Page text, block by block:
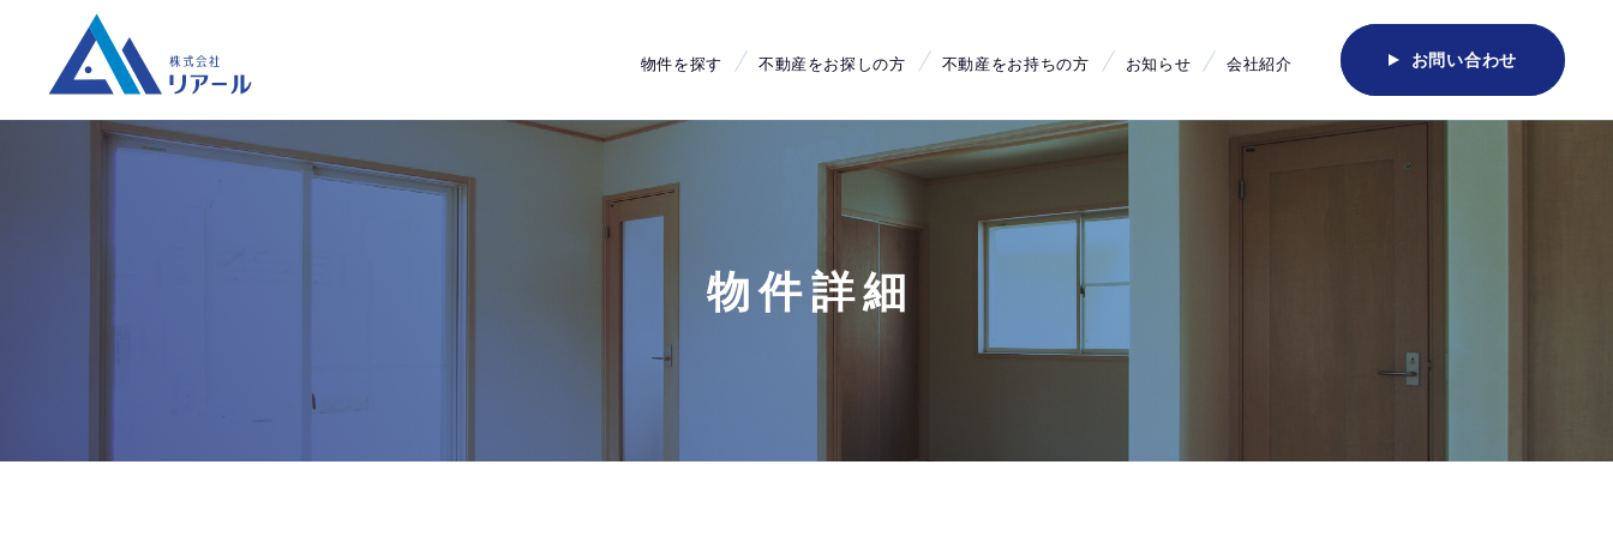
物件を探す 不動産をお探しの方 不動産をお持ちの方 お知らせ 会社紹介 お問い合わせ
物件詳細